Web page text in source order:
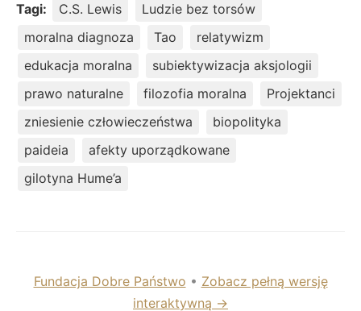
Tagi: C.S. Lewis
Ludzie bez torsów
moralna diagnoza
Tao
relatywizm
edukacja moralna
subiektywizacja aksjologii
prawo naturalne
filozofia moralna
Projektanci
zniesienie człowieczeństwa
biopolityka
paideia
afekty uporządkowane
gilotyna Hume’a
Fundacja Dobre Państwo • Zobacz pełną wersję
interaktywną →